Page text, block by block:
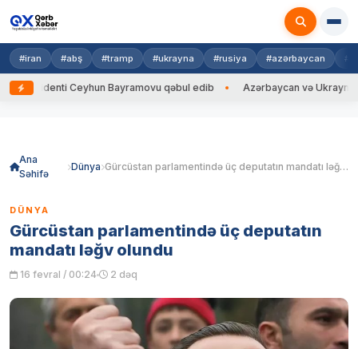
#iran #abş #tramp #ukrayna #rusiya #azərbaycan
Ceyhun Bayramovu qəbul edib Azərbaycan və Ukrayna XİN
Ana
Səhifə
Dünya Gürcüstan parlamentində üç deputatın mandatı ləğv olundu
DÜNYA
Gürcüstan parlamentində üç deputatın
mandatı ləğv olundu
16 fevral / 00:24 2 dəq